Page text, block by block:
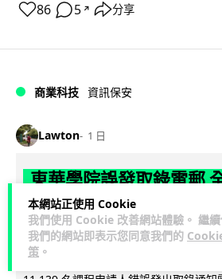
本網站正使用 Cookie
我們使用 Cookie 改善網站體驗。 繼
我們的網站即表示您同意我們的
策 。
86 5 ↗ 分享
商業科技 資訊保安
Lawton 1 日
東華學院誤發取錄電郵
申請人一度空歡喜 專家:
防護缺失
東華學院今日（5 日）大學聯招放榜之